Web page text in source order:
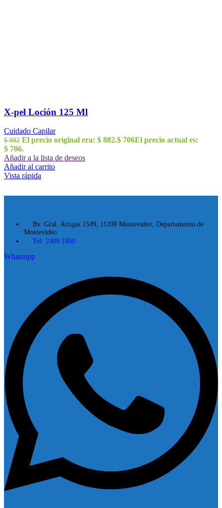
X-pel Loción 125 Ml
Cuidado Capilar
$882 El precio original era: $ 882.$ 706El precio actual es:
$ 706.
Añadir a la lista de deseos
Añadir al carrito
Vista rápida
Bv. Gral. Artigas 1549, 11200 Montevideo, Departamento de
Montevideo
Tel: 2409 1880
Whatsapp